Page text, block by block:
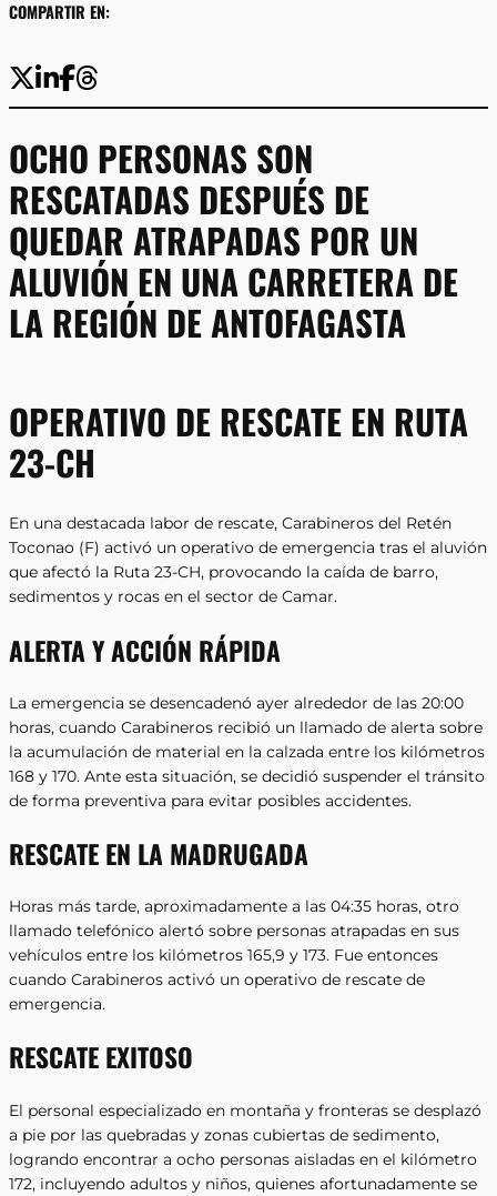
COMPARTIR EN:
OCHO PERSONAS SON
RESCATADAS DESPUÉS DE
QUEDAR ATRAPADAS POR UN
ALUVIÓN EN UNA CARRETERA DE
LA REGIÓN DE ANTOFAGASTA
OPERATIVO DE RESCATE EN RUTA
23-CH
En una destacada labor de rescate, Carabineros del Retén
Toconao (F) activó un operativo de emergencia tras el aluvión
que afectó la Ruta 23-CH, provocando la caída de barro,
sedimentos y rocas en el sector de Camar.
ALERTA Y ACCIÓN RÁPIDA
La emergencia se desencadenó ayer alrededor de las 20:00
horas, cuando Carabineros recibió un llamado de alerta sobre
la acumulación de material en la calzada entre los kilómetros
168 y 170. Ante esta situación, se decidió suspender el tránsito
de forma preventiva para evitar posibles accidentes.
RESCATE EN LA MADRUGADA
Horas más tarde, aproximadamente a las 04:35 horas, otro
llamado telefónico alertó sobre personas atrapadas en sus
vehículos entre los kilómetros 165,9 y 173. Fue entonces
cuando Carabineros activó un operativo de rescate de
emergencia.
RESCATE EXITOSO
El personal especializado en montaña y fronteras se desplazó
a pie por las quebradas y zonas cubiertas de sedimento,
logrando encontrar a ocho personas aisladas en el kilómetro
172, incluyendo adultos y niños, quienes afortunadamente se